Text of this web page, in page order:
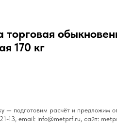
торговая
170 кг
— подготовим расчёт и предложим
13, email: info@metprf.ru, сайт: